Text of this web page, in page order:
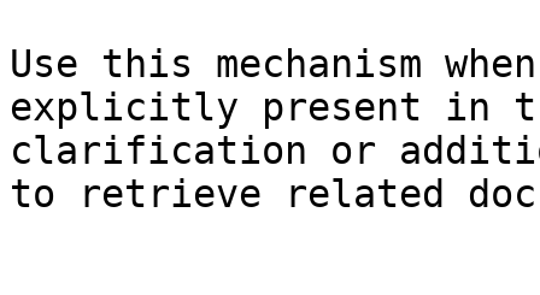
Use this mechanism
explicitly present in
clarification or